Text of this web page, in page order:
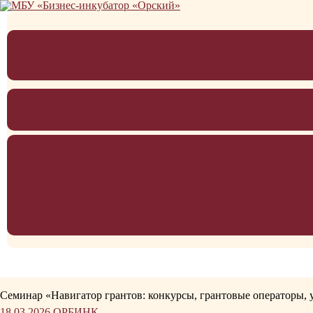
Перейти
Семинар «Навигатор грантов: конкурсы, грантовые операторы,